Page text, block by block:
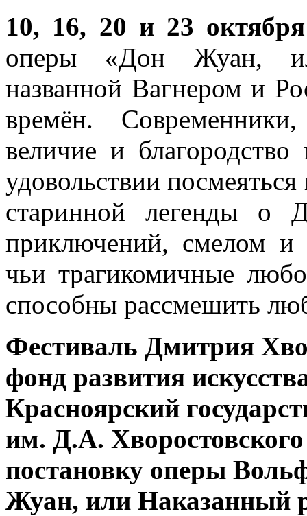
10, 16, 20 и 23 октября
оперы «Дон Жуан,
названной Вагнером и
времён.
величие и
удовольствии
старинной легенды о
приключений, смелом и
чьи трагикомичные
способны рассмешить
Фестиваль Дмитрия
фонд развития
Красноярский
им. Д.А.
постановку оперы
Жуан, или Наказанный